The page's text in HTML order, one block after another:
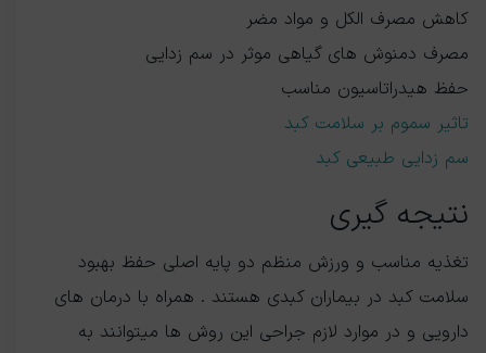
کاهش مصرف الکل و مواد مضر
مصرف دمنوش های گیاهی موثر در سم زدایی
حفظ هیدراتاسیون مناسب
تاثیر سموم بر سلامت کبد
سم زدایی طبیعی کبد
نتیجه گیری
تغذیه مناسب و ورزش منظم دو پایه اصلی حفظ بهبود
سلامت کبد در بیماران کبدی هستند . همراه با درمان های
دارویی و در موارد لازم جراحی این روش ها میتوانند به